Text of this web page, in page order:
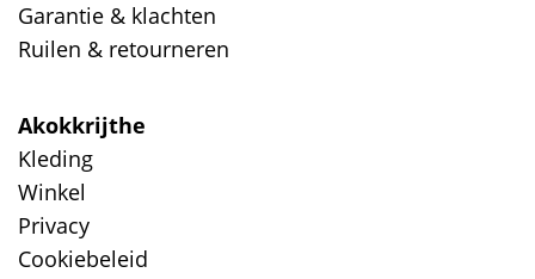
Garantie & klachten
Ruilen & retourneren
Akokkrijthe
Kleding
Winkel
Privacy
Cookiebeleid